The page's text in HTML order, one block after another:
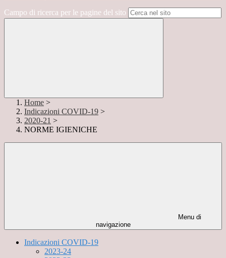
Campo di ricerca per le pagine del sito
Home >
Indicazioni COVID-19 >
2020-21 >
NORME IGIENICHE
Menu di
navigazione
Indicazioni COVID-19
2023-24